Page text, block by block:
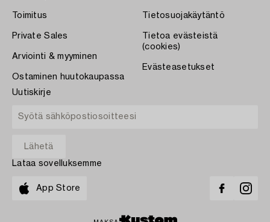
Toimitus
Private Sales
Arviointi & myyminen
Ostaminen huutokaupassa
Tietosuojakäytäntö
Tietoa evästeistä
(cookies)
Evästeasetukset
Uutiskirje
Lataa sovelluksemme
App Store